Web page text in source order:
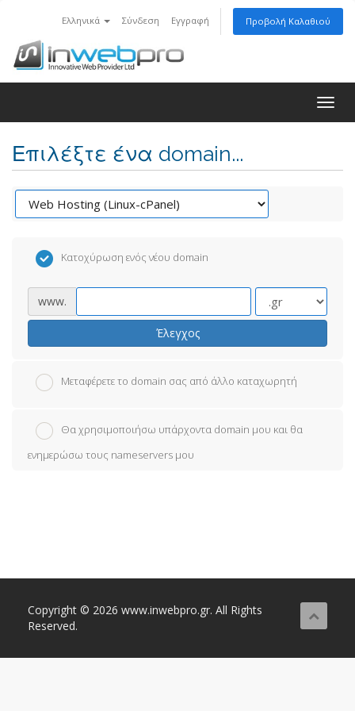
Ελληνικά Σύνδεση Εγγραφή Προβολή Καλαθιού
Επιλέξτε ένα domain...
Κατοχύρωση ενός νέου domain
www.
Έλεγχος
Μεταφέρετε το domain σας από άλλο καταχωρητή
Θα χρησιμοποιήσω υπάρχοντα domain μου και θα
ενημερώσω τους nameservers μου
Copyright © 2026 www.inwebpro.gr. All Rights
Reserved.